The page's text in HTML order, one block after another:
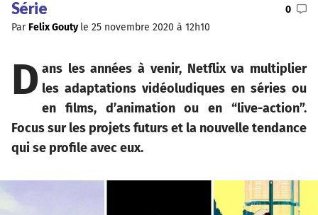
Série
0
ParFelix Goutyle 25 novembre 2020 à 12h10
D ans les années à venir, Netflix va multiplier
les adaptations vidéoludiques en séries ou
en films, d’animation ou en “live-action”.
Focus sur les projets futurs et la nouvelle tendance
qui se profile avec eux.
antivirus
Crypto-
Forfait
mobile
Meilleure
banque
Cinéma
Jeux
vidéo
Sciences
Maison
connectée
Télécharger